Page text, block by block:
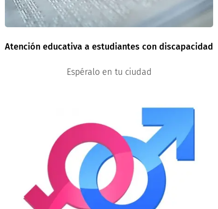
Atención educativa a estudiantes con discapacidad
Espéralo en tu ciudad